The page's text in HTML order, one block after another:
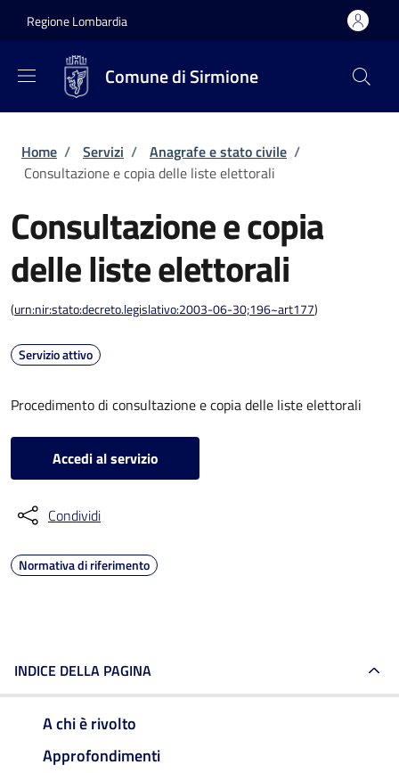
Regione Lombardia
Comune di Sirmione
Briciole di pane
Home / Servizi / Anagrafe e stato civile /
Consultazione e copia delle liste elettorali
Consultazione e copia
delle liste elettorali
(urn:nir:stato:decreto.legislativo:2003-06-30;196~art177)
Servizio attivo
Procedimento di consultazione e copia delle liste elettorali
Accedi al servizio
Condividi
Normativa di riferimento
INDICE DELLA PAGINA
A chi è rivolto
Approfondimenti